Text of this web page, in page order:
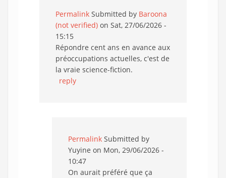
Permalink Submitted by Baroona
(not verified) on Sat, 27/06/2026 -
15:15
Répondre cent ans en avance aux
préoccupations actuelles, c'est de
la vraie science-fiction.
reply
Permalink Submitted by
Yuyine on Mon, 29/06/2026 -
10:47
On aurait préféré que ça